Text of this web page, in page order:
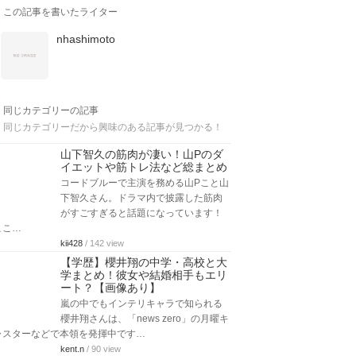
この記事を書いたライター
nhashimoto
同じカテゴリーの記事
同じカテゴリーだから興味のある記事が見つかる！
山下智久の筋肉が凄い！山Pのダ
イエットや筋トレ法など総まとめ
コードブルーで主演を務める山Pこと山
下智久さん。ドラマ内で披露した筋肉
がすごすぎると話題になっています！
こ…
kii428 / 142 view
【学歴】櫻井翔の中学・高校と大
学まとめ！彼女や結婚相手もエリ
ート？【画像あり】
嵐の中でもインテリキャラで知られる
櫻井翔さんは、「news zero」の月曜キ
スターなどで本領を発揮中です…
kent.n / 90 view